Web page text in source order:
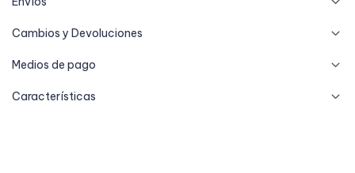
Cambios y Devoluciones
Medios de pago
Características